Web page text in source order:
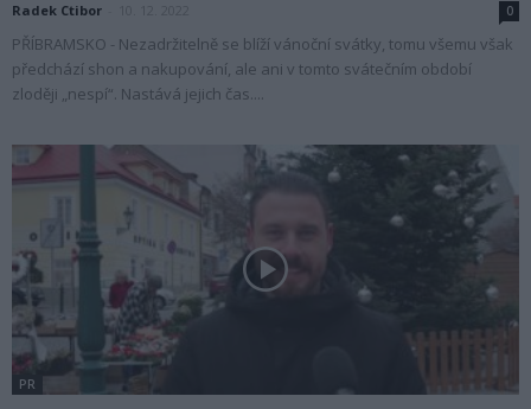
Radek Ctibor 0
PŘÍBRAMSKO - Nezadržitelně se blíží vánoční svátky, tomu všemu však
předchází shon a nakupování, ale ani v tomto svátečním období
zloději „nespí“. Nastává jejich čas....
PR